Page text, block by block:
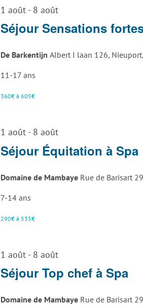
1 août - 8 août
Séjour Sensations
De BarkentijnAlbert I laan 126,
11-17 ans
360€ à 605€
1 août - 8 août
Séjour Équitation à Spa
Domaine de Mambaye Rue de Barisart
7-14 ans
290€ à 535€
1 août - 8 août
Séjour Top chef à Spa
Domaine de Mambaye Rue de Barisart